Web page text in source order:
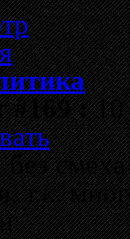
#169 :10
т.к.